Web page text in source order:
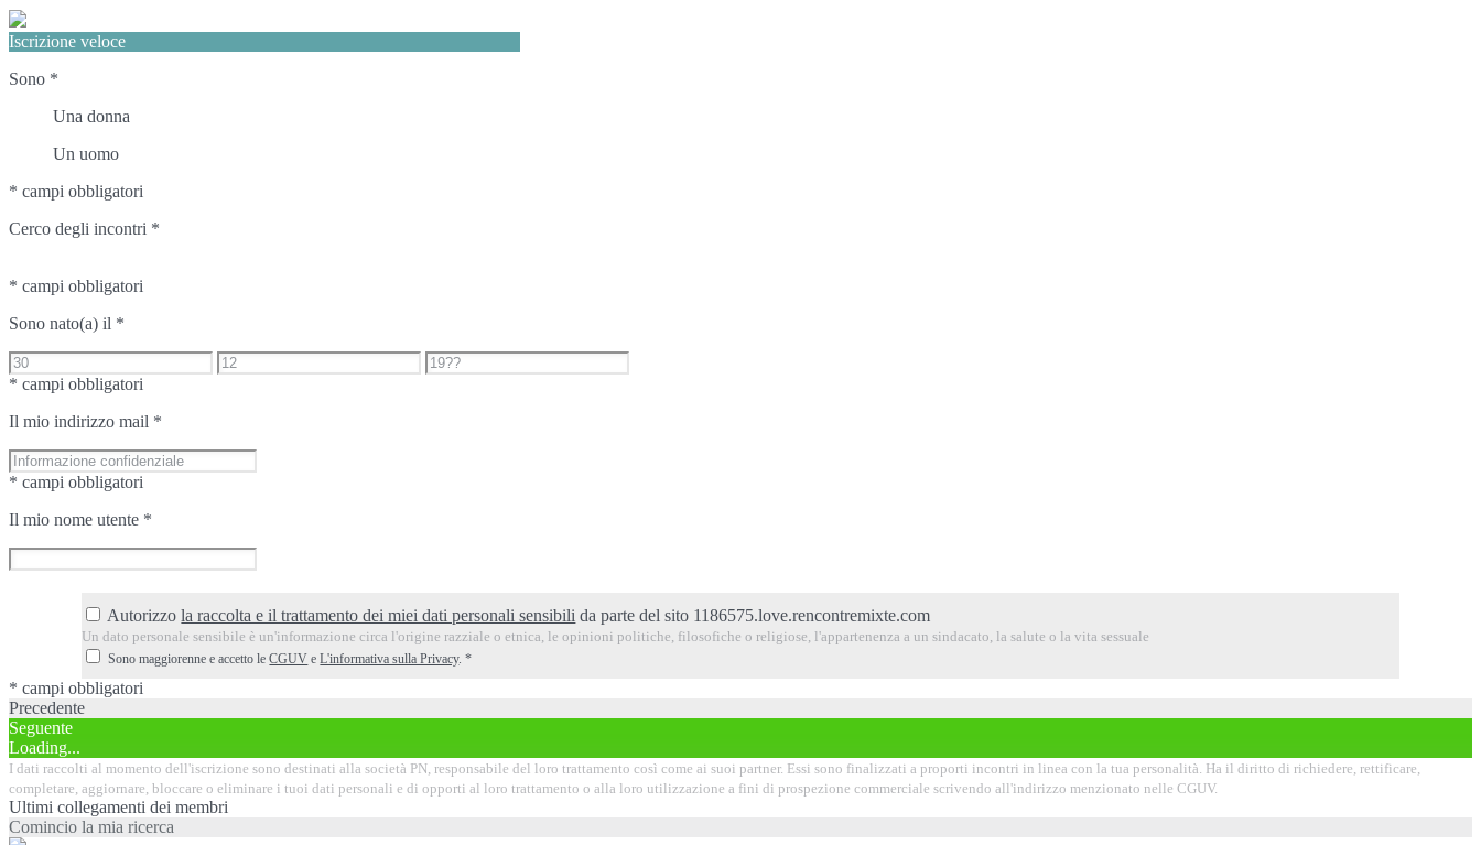
Iscrizione veloce
Sono *
Una donna
Un uomo
* campi obbligatori
Cerco degli incontri *
* campi obbligatori
Sono nato(a) il *
* campi obbligatori
Il mio indirizzo mail *
* campi obbligatori
Il mio nome utente *
Autorizzola raccolta e il trattamento dei miei dati personali sensibili da parte del sito 1186575.love.rencontremixte.com
Un dato personale sensibile è un'informazione circa l'origine razziale o etnica, le opinioni politiche, filosofiche o religiose, l'appartenenza a un sindacato, la salute o la vita sessuale
Sono maggiorenne e accetto leCGUV eL'informativa sulla Privacy.*
* campi obbligatori
Precedente
Seguente
Loading...
I dati raccolti al momento dell'iscrizione sono destinati alla società PN, responsabile del loro trattamento così come ai suoi partner. Essi sono finalizzati a proporti incontri in linea con la tua personalità. Ha il diritto di richiedere, rettificare,
completare, aggiornare, bloccare o eliminare i tuoi dati personali e di opporti al loro trattamento o alla loro utilizzazione a fini di prospezione commerciale scrivendo all'indirizzo menzionato nelle CGUV.
Ultimi collegamenti dei membri
Comincio la mia ricerca